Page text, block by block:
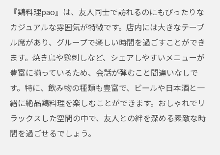
『鶏料理pao』は、友人同士で訪れるのにもぴったりな
カジュアルな雰囲気が特徴です。店内には大きなテーブ
ル席があり、グループで楽しい時間を過ごすことができ
ます。焼き鳥や鶏刺しなど、シェアしやすいメニューが
豊富に揃っているため、会話が弾むこと間違いなしで
す。特に、飲み物の種類も豊富で、ビールや日本酒と一
緒に絶品鶏料理を楽しむことができます。おしゃれでリ
ラックスした空間の中で、友人との絆を深める素敵な時
間を過ごせるでしょう。